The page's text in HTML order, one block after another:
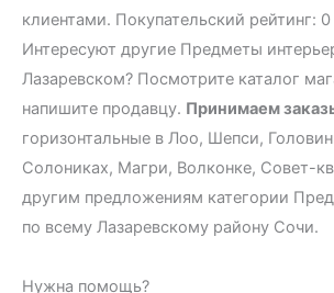
клиентами. Покупательский рейтинг: 0
Интересуют другие Предметы
Лазаревском? Посмотрите каталог
напишите продавцу. Принимаем
горизонтальные в Лоо, Шепси,
Солониках, Магри, Волконке, Совет-
другим предложениям категории
по всему Лазаревскому району Сочи.
Нужна помощь?